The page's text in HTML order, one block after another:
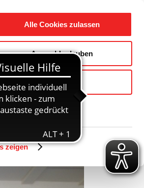
zeigen
Alle Cookies zulassen
Auswahl erlauben
Ablehnen
Zurück